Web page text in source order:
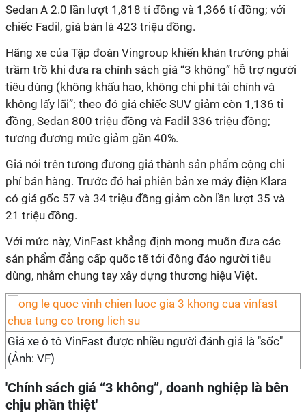
Sedan A 2.0 lần lượt 1,818 tỉ đồng và 1,366 tỉ đồng; với
chiếc Fadil, giá bán là 423 triệu đồng.
Hãng xe của Tập đoàn Vingroup khiến khán trường phải
trầm trồ khi đưa ra chính sách giá “3 không” hỗ trợ người
tiêu dùng (không khấu hao, không chi phí tài chính và
không lấy lãi”; theo đó giá chiếc SUV giảm còn 1,136 tỉ
đồng, Sedan 800 triệu đồng và Fadil 336 triệu đồng;
tương đương mức giảm gần 40%.
Giá nói trên tương đương giá thành sản phẩm cộng chi
phí bán hàng. Trước đó hai phiên bản xe máy điện Klara
có giá gốc 57 và 34 triệu đồng giảm còn lần lượt 35 và
21 triệu đồng.
Với mức này, VinFast khẳng định mong muốn đưa các
sản phẩm đẳng cấp quốc tế tới đông đảo người tiêu
dùng, nhằm chung tay xây dựng thương hiệu Việt.
Giá xe ô tô VinFast được nhiều người đánh giá là "sốc"
(Ảnh: VF)
'Chính sách giá “3 không”, doanh nghiệp là bên
chịu phần thiệt'